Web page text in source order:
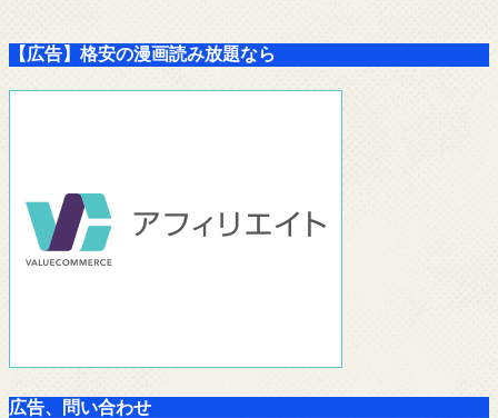
【広告】格安の漫画読み放題なら
広告、問い合わせ